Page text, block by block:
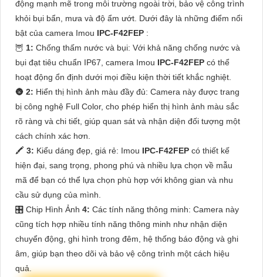
động mạnh mẽ trong môi trường ngoài trời, bảo vệ công trình
khỏi bụi bẩn, mưa và độ ẩm ướt. Dưới đây là những điểm nổi
bật của camera Imou IPC-F42FEP :
🦉 1: Chống thấm nước và bụi: Với khả năng chống nước và
bụi đạt tiêu chuẩn IP67, camera Imou IPC-F42FEP có thể
hoạt động ổn định dưới mọi điều kiện thời tiết khắc nghiệt.
🌚 2: Hiển thị hình ảnh màu đầy đủ: Camera này được trang
bị công nghệ Full Color, cho phép hiển thị hình ảnh màu sắc
rõ ràng và chi tiết, giúp quan sát và nhận diện đối tượng một
cách chính xác hơn.
🖍 3: Kiểu dáng đẹp, giá rẻ: Imou IPC-F42FEP có thiết kế
hiện đại, sang trọng, phong phú và nhiều lựa chọn về mẫu
mã để bạn có thể lựa chọn phù hợp với không gian và nhu
cầu sử dụng của mình.
🎛 Chip Hình Ảnh 4: Các tính năng thông minh: Camera này
cũng tích hợp nhiều tính năng thông minh như nhận diện
chuyển động, ghi hình trong đêm, hệ thống báo động và ghi
âm, giúp bạn theo dõi và bảo vệ công trình một cách hiệu
quả.